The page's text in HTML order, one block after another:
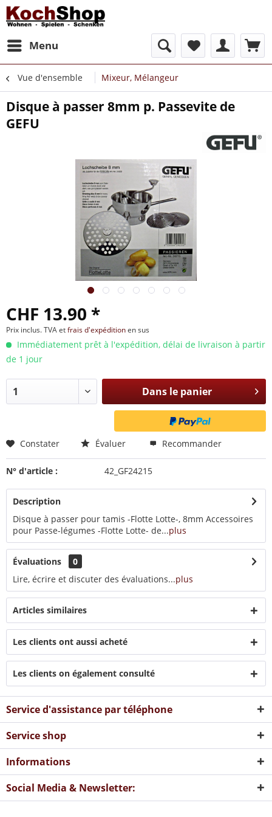
Menu
Vue d'ensemble Mixeur, Mélangeur
Disque à passer 8mm p. Passevite de
GEFU
CHF 13.90 *
Prix inclus. TVA etfrais d'expéditionen sus
Immédiatement prêt à l'expédition, délai de livraison à partir
de 1 jour
Dans le panier
Constater Évaluer Recommander
N° d'article : 42_GF24215
Description
Disque à passer pour tamis -Flotte Lotte-, 8mm Accessoires
pour Passe-légumes -Flotte Lotte- de...plus
Évaluations
0
Lire, écrire et discuter des évaluations...plus
Articles similaires
Les clients ont aussi acheté
Les clients on également consulté
Service d'assistance par téléphone
Service shop
Informations
Social Media & Newsletter: